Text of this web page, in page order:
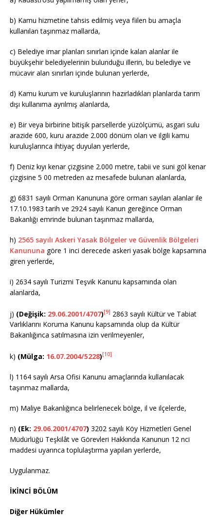
b) Kamu hizmetine tahsis edilmiş veya fiilen bu amaçla
kullanılan taşınmaz mallarda,
c) Belediye imar planları sınırları içinde kalan alanlar ile
büyükşehir belediyelerinin bulunduğu illerin, bu belediye ve
mücavir alan sınırları içinde bulunan yerlerde,
d) Kamu kurum ve kuruluşlarının hazırladıkları planlarda tarım
dışı kullanıma ayrılmış alanlarda,
e) Bir veya birbirine bitişik parsellerde yüzölçümü, asgari sulu
arazide 600, kuru arazide 2.000 dönüm olan ve ilgili kamu
kuruluşlarınca ihtiyaç duyulan yerlerde,
f) Deniz kıyı kenar çizgisine 2.000 metre, tabii ve suni göl kenar
çizgisine 5 00 metreden az mesafede bulunan alanlarda,
g) 6831 sayılı Orman Kanununa göre orman sayılan alanlar ile
17.10.1983 tarih ve 2924 sayılı Kanun gereğince Orman
Bakanlığı emrinde bulunan taşınmaz mallarda,
h) 2565 sayılı Askeri Yasak Bölgeler ve Güvenlik Bölgeleri
Kanununa göre 1 inci derecede askeri yasak bölge kapsamına
giren yerlerde,
i) 2634 sayılı Turizmi Teşvik Kanunu kapsamında olan
alanlarda,
j) (Değişik: 29.06.2001/4707)[9] 2863 sayılı Kültür ve Tabiat
Varlıklarını Koruma Kanunu kapsamında olup da Kültür
Bakanlığınca satılmasına izin verilmeyenler,
k) (Mülga: 16.07.2004/5228)[10]
l) 1164 sayılı Arsa Ofisi Kanunu amaçlarında kullanılacak
taşınmaz mallarda,
m) Maliye Bakanlığınca belirlenecek bölge, il ve ilçelerde,
n) (Ek: 29.06.2001/4707) 3202 sayılı Köy Hizmetleri Genel
Müdürlüğü Teşkilât ve Görevleri Hakkında Kanunun 12 nci
maddesi uyarınca toplulaştırma yapılan yerlerde,
Uygulanmaz.
İKİNCİ BÖLÜM
Diğer Hükümler